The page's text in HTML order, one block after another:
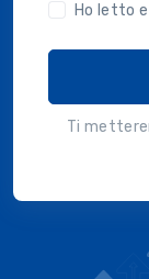
Ho letto
Ti